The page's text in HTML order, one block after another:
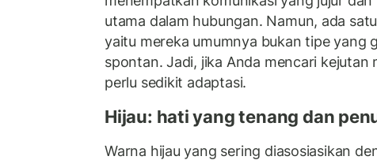
utama dalam hubungan. Namun, ada
yaitu mereka umumnya bukan tipe yang
spontan. Jadi, jika Anda mencari kejutan
perlu sedikit adaptasi.
Hijau: hati yang tenang dan
Warna hijau yang sering diasosiasikan